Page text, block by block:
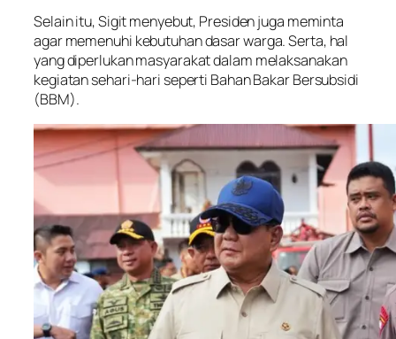
Selain itu, Sigit menyebut, Presiden juga meminta
agar memenuhi kebutuhan dasar warga. Serta, hal
yang diperlukan masyarakat dalam melaksanakan
kegiatan sehari-hari seperti Bahan Bakar Bersubsidi
(BBM).